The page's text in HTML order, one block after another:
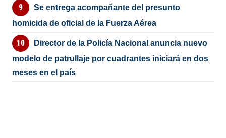
modelo de patrullaje por cuadrantes iniciará en dos
meses en el país